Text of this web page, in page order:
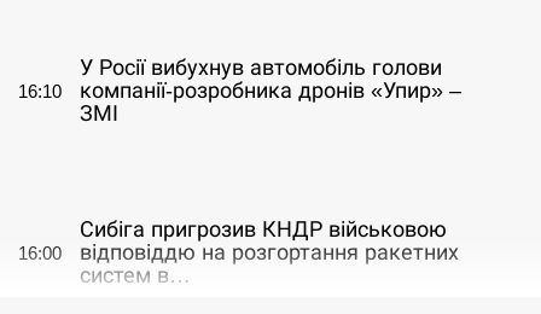
16:10
У Росії вибухнув автомобіль голови
компанії-розробника дронів «Упир» –
ЗМІ
16:00
Сибіга пригрозив КНДР військовою
відповіддю на розгортання ракетних
систем в…